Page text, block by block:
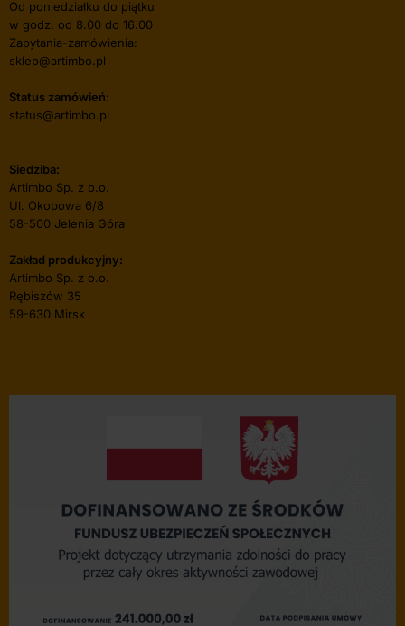
Od poniedziałku do piątku
w godz. od 8.00 do 16.00
Zapytania-zamówienia:
sklep@artimbo.pl
Status zamówień:
status@artimbo.pl
Siedziba:
Artimbo Sp. z o.o.
Ul. Okopowa 6/8
58-500 Jelenia Góra
Zakład produkcyjny:
Artimbo Sp. z o.o.
Rębiszów 35
59-630 Mirsk